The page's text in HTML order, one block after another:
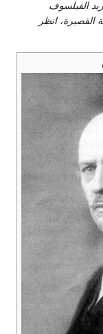
الفيلسوف
القصيرة، انظر